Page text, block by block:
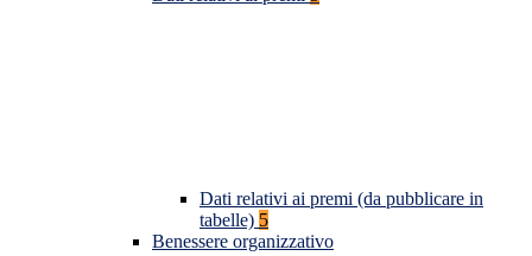
Dati relativi ai premi (da pubblicare in
tabelle) 5
Benessere organizzativo